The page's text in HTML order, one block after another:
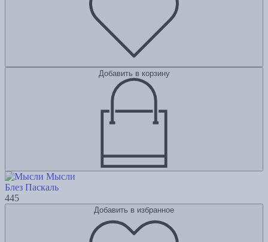
Добавить в корзину
Мысли
Блез Паскаль
445
Добавить в избранное